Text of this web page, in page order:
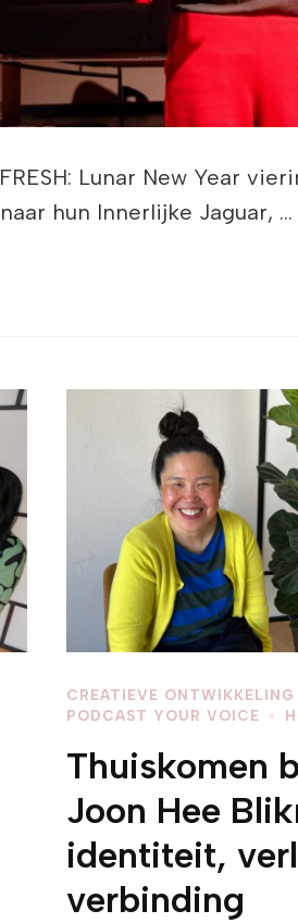
Lunar New Year
hun Innerlijke Jaguar, …
CREATIEVE ONTWIKKELING
PODCAST YOUR VOICE
Thuiskomen
Joon Hee
identiteit,
verbinding